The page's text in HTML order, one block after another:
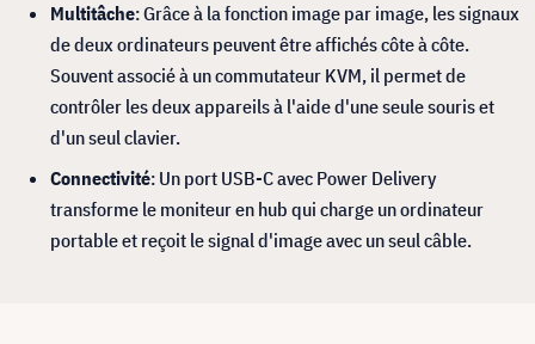
Multitâche: Grâce à la fonction image par image, les signaux
de deux ordinateurs peuvent être affichés côte à côte.
Souvent associé à un commutateur KVM, il permet de
contrôler les deux appareils à l'aide d'une seule souris et
d'un seul clavier.
Connectivité: Un port USB-C avec Power Delivery
transforme le moniteur en hub qui charge un ordinateur
portable et reçoit le signal d'image avec un seul câble.